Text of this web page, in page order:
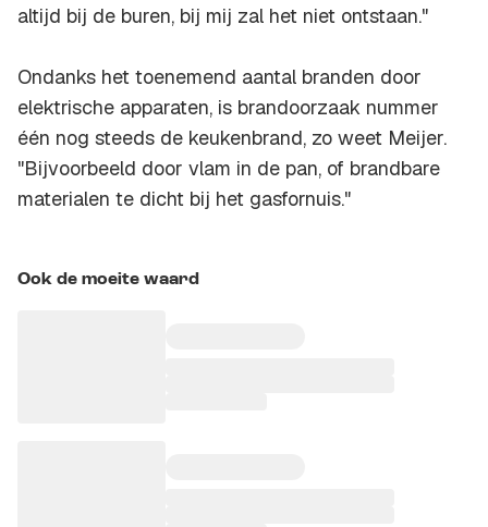
altijd bij de buren, bij mij zal het niet ontstaan."
Ondanks het toenemend aantal branden door
elektrische apparaten, is brandoorzaak nummer
één nog steeds de keukenbrand, zo weet Meijer.
"Bijvoorbeeld door vlam in de pan, of brandbare
materialen te dicht bij het gasfornuis."
Ook de moeite waard